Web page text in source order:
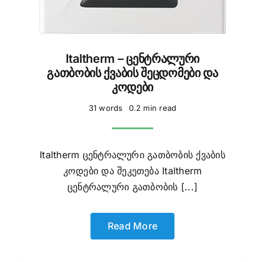
Italtherm – ცენტრალური
გათბობის ქვაბის შეცდომები და
კოდები
31 words 0.2 min read
Italtherm ცენტრალური გათბობის ქვაბის
კოდები და შეკეთება Italtherm
ცენტრალური გათბობის [...]
Read More